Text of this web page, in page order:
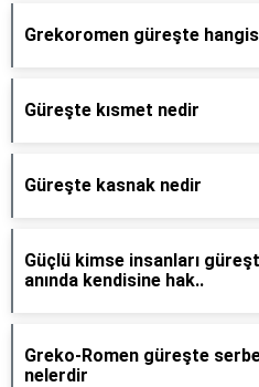
Grekoromen güreşte
Güreşte kısmet nedir
Güreşte kasnak nedir
Güçlü kimse insanları
anında kendisine hak..
Greko-Romen güreşte
nelerdir